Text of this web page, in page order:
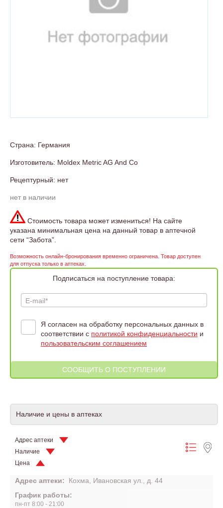
Страна: Германия
Изготовитель: Moldex Metric AG And Co
Рецептурный: нет
нет в наличии
Стоимость товара может измениться! На сайте
указана минимальная цена на данный товар в аптечной
сети “Забота”.
Возможность онлайн-бронирования временно ограничена. Товар доступен
для отпуска только в аптеках.
Подписаться на поступление товара:
E-mail*
Я согласен на обработку персональных данных в
соответствии с политикой конфиденциальности и
пользовательским соглашением
Наличие и цены в аптеках
Адрес аптеки
Наличие
Цена
Адрес аптеки:
Кохма, Ивановская ул., д. 44
График работы:
пн-пт 8:00 - 21:00